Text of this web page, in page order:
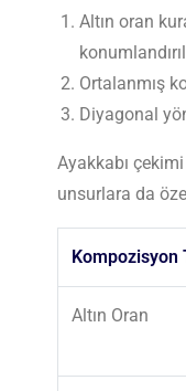
Altın oran
Ortalanmış
Diyagonal
Ayakkabı
unsurlara da
Kompozisyon
Altın Oran